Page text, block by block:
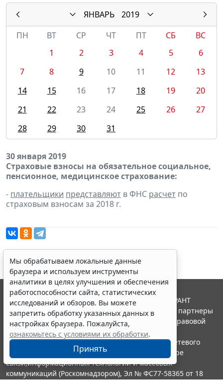
ЯНВАРЬ
2019
ПН
ВТ СР ЧТ ПТ СБ
ВС
1
2 3 4 5
6
7
8 9 10 11 12
13
14
15 16 17 18 19
20
21
22 23 24 25 26
27
28
29 30 31
30 января 2019
Страховые взносы на обязательное социальное,
пенсионное, медицинское страхование:
- плательщики представляют в ФНС расчет по
страховым взносам за 2018 г.
Мы обрабатываем локальные данные
браузера и используем инструменты
аналитики в целях улучшения и обеспечения
работоспособности сайта, статистических
исследований и обзоров. Вы можете
запретить обработку указанных данных в
настройках браузера. Пожалуйста,
ознакомьтесь с условиями их обработки.
Принять
© ООО "НПП "ГАРАНТ-СЕРВИС", 2026. Система ГАРАНТ
выпускается с 1990 года. Компания "Гарант" и ее партнеры
являются участниками Российской ассоциации правовой
информации ГАРАНТ.
Портал ГАРАНТ.РУ зарегистрирован в качестве сетевого
издания Федеральной службой по надзору в сфере
связи,информационных технологий и массовых
коммуникаций (Роскомнадзором), Эл № ФС77-58365 от 18